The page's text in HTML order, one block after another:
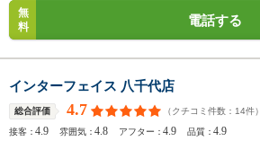
無
料
電話する
インターフェイス 八千代店
総合評価 4.7 （クチコミ件数： 14件）
接客：4.9 雰囲気：4.8 アフター：4.9 品質：4.9